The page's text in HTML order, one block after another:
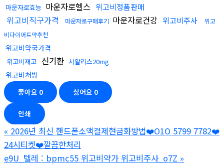
마운자로효능 마운자로헬스 위고비정품판매
위고비직구가격 마운자로구매후기 마운자로건강 위고비주사
위고
비다이어트약추천
위고비약국가격
위고비재고 신기환 시알리스20mg
위고비처방
좋아요 0 싫어요 0
인쇄
« 2026년 최신 핸드폰소액결제현금화방법❤️O1O 5799 7782❤️
24시티켓❤️깔끔한처리
e9U_텔레 : bpmc55 위고비약가 위고비주사_o7Z »